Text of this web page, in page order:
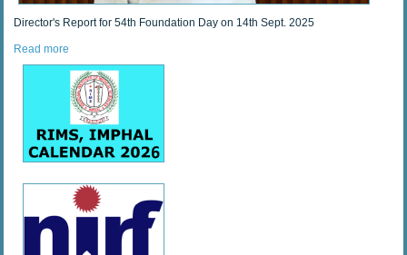
Director's Report for 54th Foundation Day on 14th Sept. 2025
Read more